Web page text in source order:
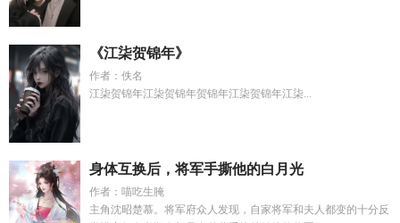
《江柒贺锦年》
作者：佚名
江柒贺锦年江柒贺锦年贺锦年江柒贺锦年江柒...
身体互换后，将军手撕他的白月光
作者：喵吃生腌
主角沈昭楚慕。将军府众人发现，自家将军和夫人都变的十分反